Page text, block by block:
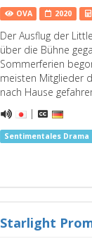
OVA 2020
Der Ausflug der
über die Bühne
Sommerferien
meisten Mitglieder
nach Hause
|
Sentimentales Drama
Starlight